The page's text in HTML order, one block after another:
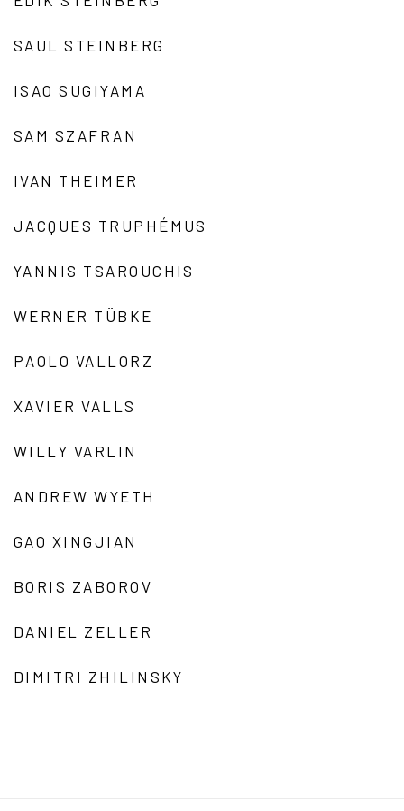
SAUL STEINBERG
ISAO SUGIYAMA
SAM SZAFRAN
IVAN THEIMER
JACQUES TRUPHÉMUS
YANNIS TSAROUCHIS
WERNER TÜBKE
PAOLO VALLORZ
XAVIER VALLS
WILLY VARLIN
ANDREW WYETH
GAO XINGJIAN
BORIS ZABOROV
DANIEL ZELLER
DIMITRI ZHILINSKY